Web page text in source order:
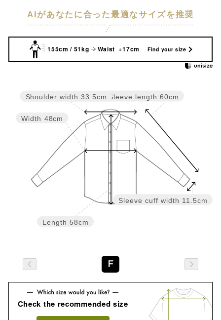
AIがあなたに合った最適なサイズを推奨
155cm / 51kg Waist +17cm Find your size
Sleeve cuff width 11.5cm
Sleeve length 60cm
Length 58cm
Width 48cm
Shoulder width 33.5cm
F
Check the recommended size